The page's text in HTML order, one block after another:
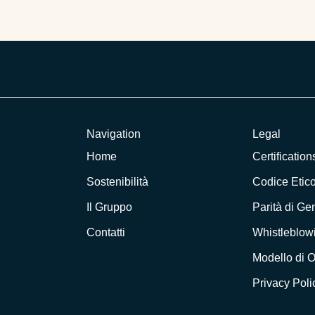
Navigation
Home
Sostenibilità
Il Gruppo
Contatti
Legal
Codice
Parità di
Modello di
Privacy